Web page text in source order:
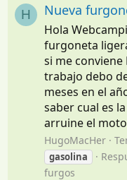
H Nueva
Hola
furgoneta
si me conviene
trabajo debo
meses en el
saber cual es
arruine el
HugoMacHer
gasolina
furgos